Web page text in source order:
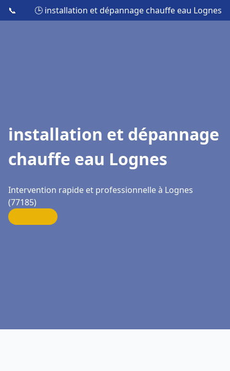
📞 🕒 installation et dépannage chauffe eau Lognes
installation et dépannage
chauffe eau Lognes
Intervention rapide et professionnelle à Lognes
(77185)